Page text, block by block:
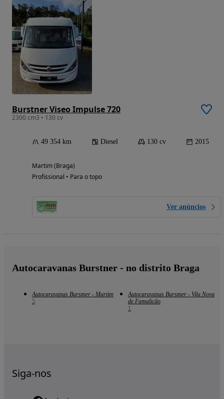
Burstner Viseo Impulse 720
2300 cm3 • 130 cv
49 354 km Diesel 130 cv 2015
Martim (Braga)
Profissional • Para o topo
Ver anúncios
Autocaravanas Burstner - no distrito Braga
Autocaravanas Burstner - Martim
5
Autocaravanas Burstner - Vila Nova
de Famalicão
1
Siga-nos